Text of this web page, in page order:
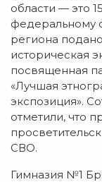
области — это
федеральному
региона
историческая
посвященная
«Лучшая
экспозиция».
отметили, что
СВО.
Гимназия №1